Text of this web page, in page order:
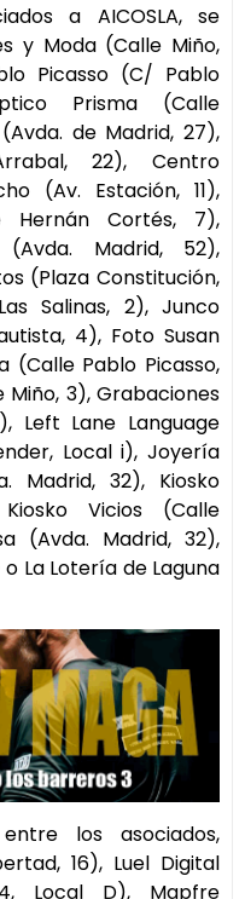
a AICOSLA, se
y Moda (Calle Miño,
Picasso (C/ Pablo
Prisma (Calle
de Madrid, 27),
22), Centro
(Av. Estación, 11),
Hernán Cortés, 7),
(Avda. Madrid, 52),
(Plaza Constitución,
Salinas, 2), Junco
4), Foto Susan
(Calle Pablo Picasso,
Miño, 3), Grabaciones
Left Lane Language
Local i), Joyería
Madrid, 32), Kiosko
Vicios (Calle
(Avda. Madrid, 32),
La Lotería de Laguna
los asociados,
16), Luel Digital
Local D), Mapfre